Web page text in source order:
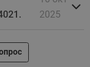
2025